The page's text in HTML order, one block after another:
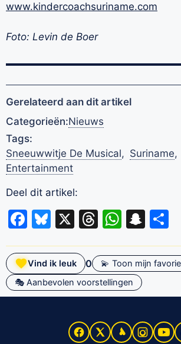
www.kindercoachsuriname.com
Foto: Levin de Boer
Gerelateerd aan dit artikel
Categorieën:Nieuws
Tags:
Sneeuwwitje De Musical, Suriname,
Entertainment
Deel dit artikel:
Facebook
Bluesky
X Threads
Vind ik leuk 0
💫 Toon mijn
🎭 Aanbevolen voorstellingen